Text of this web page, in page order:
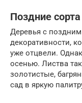
Поздние
Деревья с
декоративности,
уже отцвели.
осенью. Листва
золотистые,
сад в яркую